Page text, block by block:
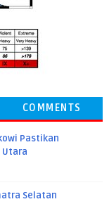
COMMENTS
Pastikan
Utara
Selatan